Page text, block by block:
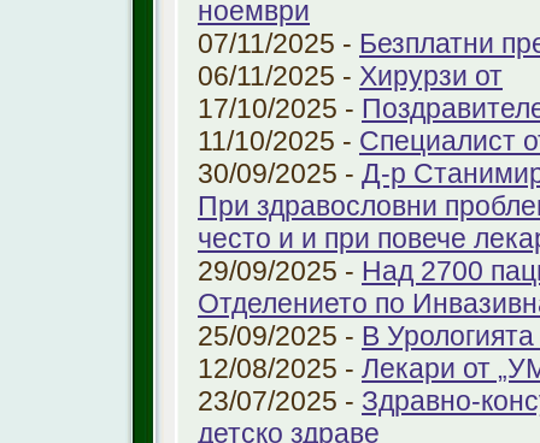
ноември
07/11/2025 - Безплатни
06/11/2025 - Хирурзи от
17/10/2025 -
11/10/2025 - Специалист
30/09/2025 - Д-р
При здравословни
често и и при повече
29/09/2025 - Над 2700
Отделението по
25/09/2025 - В
12/08/2025 - Лекари от
23/07/2025 - Здравно-
детско здраве